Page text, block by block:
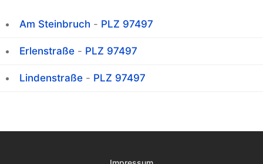
Am Steinbruch - PLZ 97497
Erlenstraße - PLZ 97497
Lindenstraße - PLZ 97497